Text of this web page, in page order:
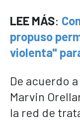
LEE MÁS:
propuso
violenta"
De acuerdo
Marvin
la red de